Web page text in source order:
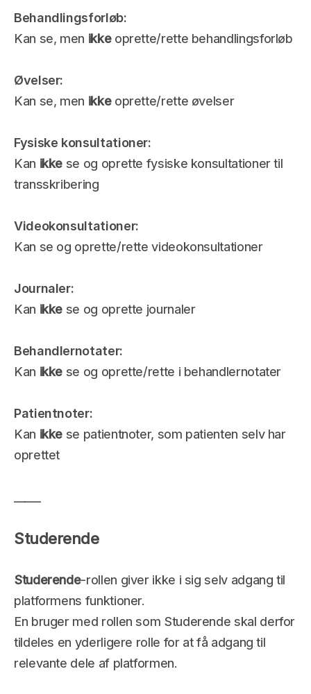
Behandlingsforløb:
Kan se, men ikke oprette/rette behandlingsforløb
Øvelser:
Kan se, men ikke oprette/rette øvelser
Fysiske konsultationer:
Kan ikke se og oprette fysiske konsultationer til
transskribering
Videokonsultationer:
Kan se og oprette/rette videokonsultationer
Journaler:
Kan ikke se og oprette journaler
Behandlernotater:
Kan ikke se og oprette/rette i behandlernotater
Patientnoter:
Kan ikke se patientnoter, som patienten selv har
oprettet
Studerende
Studerende-rollen giver ikke i sig selv adgang til
platformens funktioner.
En bruger med rollen som Studerende skal derfor
tildeles en yderligere rolle for at få adgang til
relevante dele af platformen.